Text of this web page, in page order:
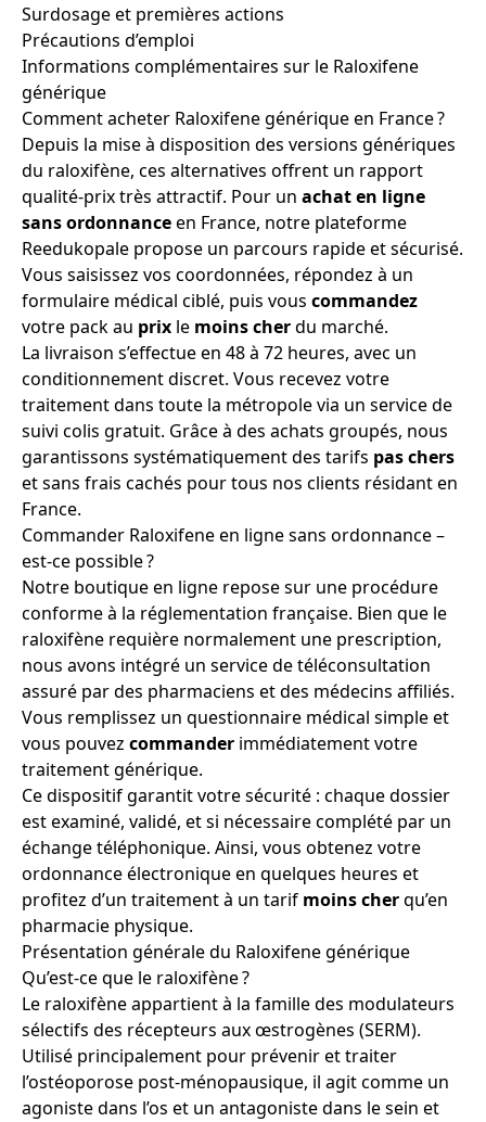
Surdosage et premières actions
Précautions d’emploi
Informations complémentaires sur le Raloxifene
générique
Comment acheter Raloxifene générique en France ?
Depuis la mise à disposition des versions génériques
du raloxifène, ces alternatives offrent un rapport
qualité-prix très attractif. Pour un achaten ligne
sans ordonnanceen France, notre plateforme
Reedukopale propose un parcours rapide et sécurisé.
Vous saisissez vos coordonnées, répondez à un
formulaire médical ciblé, puis vous commandez
votre pack au prix le moins cherdu marché.
La livraison s’effectue en 48 à 72 heures, avec un
conditionnement discret. Vous recevez votre
traitement dans toute la métropole via un service de
suivi colis gratuit. Grâce à des achats groupés, nous
garantissons systématiquement des tarifs pas chers
et sans frais cachés pour tous nos clients résidant en
France.
Commander Raloxifene en ligne sans ordonnance –
est-ce possible ?
Notre boutique en ligne repose sur une procédure
conforme à la réglementation française. Bien que le
raloxifène requière normalement une prescription,
nous avons intégré un service de téléconsultation
assuré par des pharmaciens et des médecins affiliés.
Vous remplissez un questionnaire médical simple et
vous pouvez commander immédiatement votre
traitement générique.
Ce dispositif garantit votre sécurité : chaque dossier
est examiné, validé, et si nécessaire complété par un
échange téléphonique. Ainsi, vous obtenez votre
ordonnance électronique en quelques heures et
profitez d’un traitement à un tarif moins cherqu’en
pharmacie physique.
Présentation générale du Raloxifene générique
Qu’est-ce que le raloxifène ?
Le raloxifène appartient à la famille des modulateurs
sélectifs des récepteurs aux œstrogènes (SERM).
Utilisé principalement pour prévenir et traiter
l’ostéoporose post-ménopausique, il agit comme un
agoniste dans l’os et un antagoniste dans le sein et